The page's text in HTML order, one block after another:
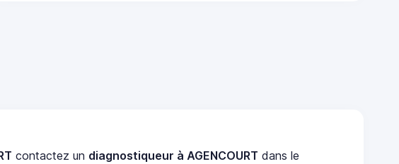
contactez un diagnostiqueur à AGENCOURT dans le